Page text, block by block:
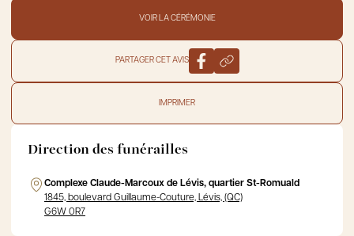
VOIR LA CÉRÉMONIE
PARTAGER CET AVIS
IMPRIMER
Direction des funérailles
Complexe Claude-Marcoux de Lévis, quartier St-Romuald
1845, boulevard Guillaume-Couture, Lévis, (QC)
G6W 0R7